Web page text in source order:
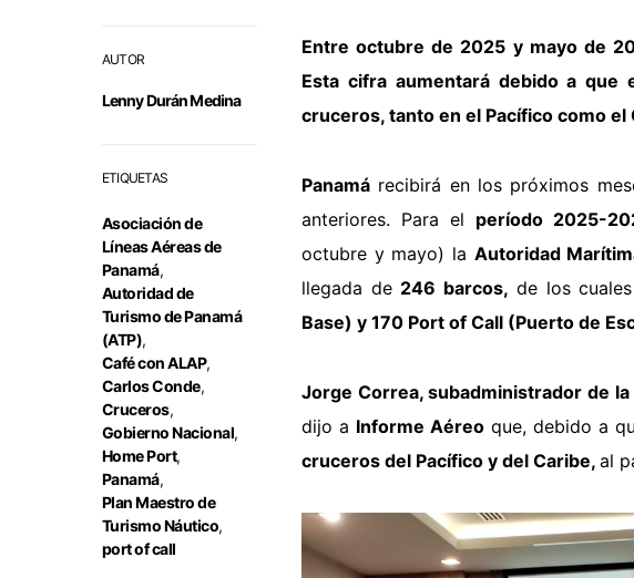
AUTOR
Lenny Durán Medina
ETIQUETAS
Asociación de
Líneas Aéreas de
Panamá,
Autoridad de
Turismo de Panamá
(ATP),
Café con ALAP,
Carlos Conde,
Cruceros,
Gobierno Nacional,
Home Port,
Panamá,
Plan Maestro de
Turismo Náutico,
port of call
Entre octubre de 2025 y mayo de
Esta cifra aumentará debido a
cruceros, tanto en el Pacífico como el
Panamá recibirá en los próximos
anteriores. Para el período 2025-
octubre y mayo) la Autoridad
llegada de 246 barcos, de los cuales
Base) y 170 Port of Call (Puerto de
Jorge Correa, subadministrador de
dijo a Informe Aéreoque, debido a
cruceros del Pacífico y del Caribe, al